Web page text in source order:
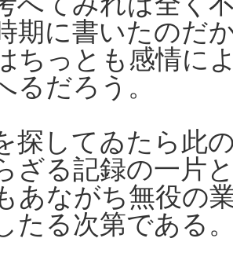
期に書いたのだ
ちっとも感情に
るだろう。
探してゐたら此
ざる記録の一片
あながち無役の
たる次第である